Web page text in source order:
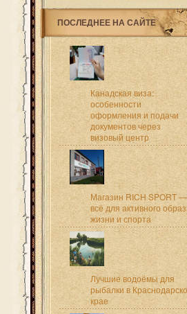
ПОСЛЕДНЕЕ НА САЙТЕ
Канадская виза:
особенности
оформления и подачи
документов через
визовый центр
Магазин RICH SPORT —
всё для активного
жизни и спорта
Лучшие водоёмы для
рыбалки в
крае